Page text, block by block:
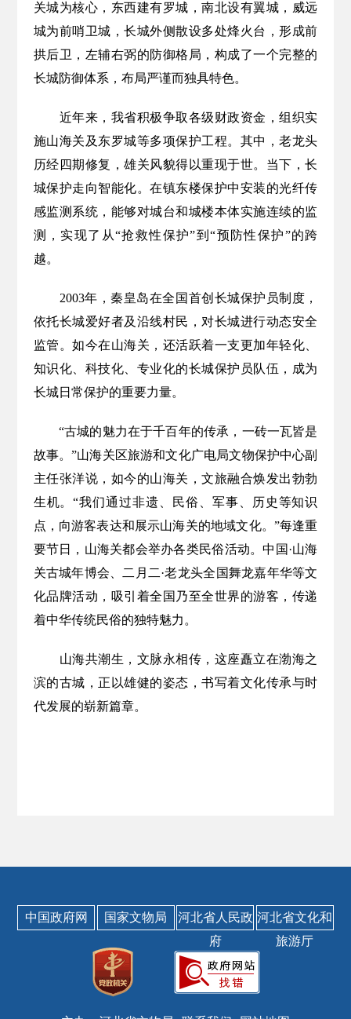
关城为核心，东西建有罗城，南北设有翼城，威远
城为前哨卫城，长城外侧散设多处烽火台，形成前
拱后卫，左辅右弼的防御格局，构成了一个完整的
长城防御体系，布局严谨而独具特色。
近年来，我省积极争取各级财政资金，组织实
施山海关及东罗城等多项保护工程。其中，老龙头
历经四期修复，雄关风貌得以重现于世。当下，长
城保护走向智能化。在镇东楼保护中安装的光纤传
感监测系统，能够对城台和城楼本体实施连续的监
测，实现了从“抢救性保护”到“预防性保护”的跨
越。
2003年，秦皇岛在全国首创长城保护员制度，
依托长城爱好者及沿线村民，对长城进行动态安全
监管。如今在山海关，还活跃着一支更加年轻化、
知识化、科技化、专业化的长城保护员队伍，成为
长城日常保护的重要力量。
“古城的魅力在于千百年的传承，一砖一瓦皆是
故事。”山海关区旅游和文化广电局文物保护中心副
主任张洋说，如今的山海关，文旅融合焕发出勃勃
生机。“我们通过非遗、民俗、军事、历史等知识
点，向游客表达和展示山海关的地域文化。”每逢重
要节日，山海关都会举办各类民俗活动。中国·山海
关古城年博会、二月二·老龙头全国舞龙嘉年华等文
化品牌活动，吸引着全国乃至全世界的游客，传递
着中华传统民俗的独特魅力。
山海共潮生，文脉永相传，这座矗立在渤海之
滨的古城，正以雄健的姿态，书写着文化传承与时
代发展的崭新篇章。
中国政府网 国家文物局
河北省人民政
府
河北省文化和
旅游厅